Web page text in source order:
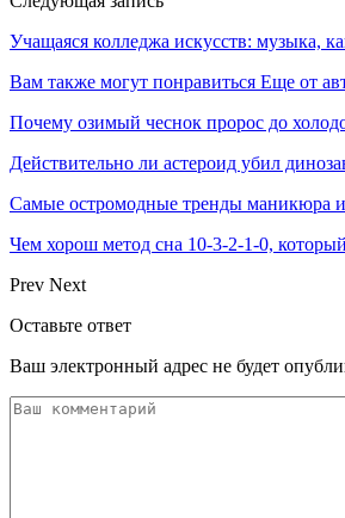
Учащаяся колледжа искусств: музыка,
Вам также могут понравиться Еще от
Почему озимый чеснок пророс до
Действительно ли астероид убил
Самые остромодные тренды маникюра
Чем хорош метод сна 10-3-2-1-0,
Prev Next
Оставьте ответ
Ваш электронный адрес не будет